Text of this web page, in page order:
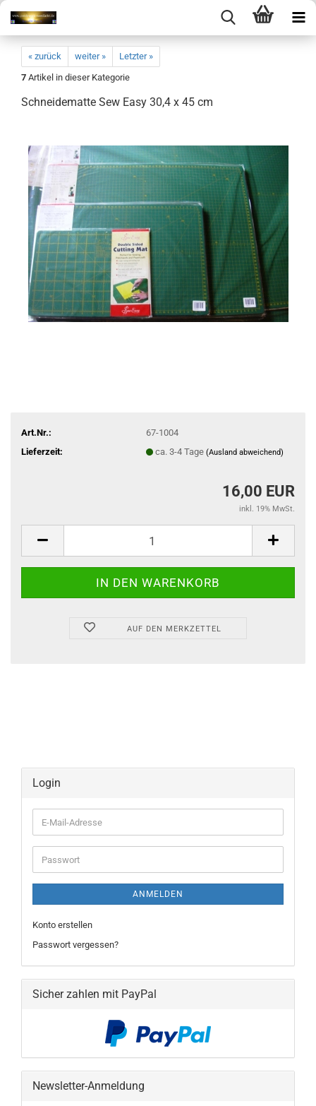
« zurück weiter »
Letzter »
7 Artikel in dieser Kategorie
Schneidematte Sew Easy 30,4 x 45 cm
Art.Nr.:
67-1004
Lieferzeit:
ca. 3-4 Tage (Ausland abweichend)
16,00 EUR
inkl. 19% MwSt.
AUF DEN MERKZETTEL
Login
E-
Mail-
Adresse
Passwort
ANMELDEN
Konto erstellen
Passwort vergessen?
Sicher zahlen mit PayPal
Newsletter-Anmeldung